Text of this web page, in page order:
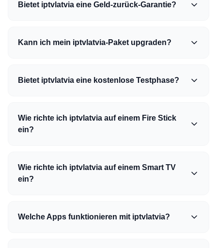
Bietet iptvlatvia eine Geld-zurück-Garantie?
Kann ich mein iptvlatvia-Paket upgraden?
Bietet iptvlatvia eine kostenlose Testphase?
Wie richte ich iptvlatvia auf einem Fire Stick
ein?
Wie richte ich iptvlatvia auf einem Smart TV
ein?
Welche Apps funktionieren mit iptvlatvia?